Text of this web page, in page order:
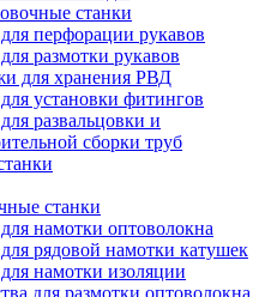
станки
перфорации рукавов
размотки рукавов
для хранения РВД
установки фитингов
развальцовки и
сборки труб
станки
намотки оптоволокна
рядовой намотки катушек
намотки изоляции
для размотки оптоволокна